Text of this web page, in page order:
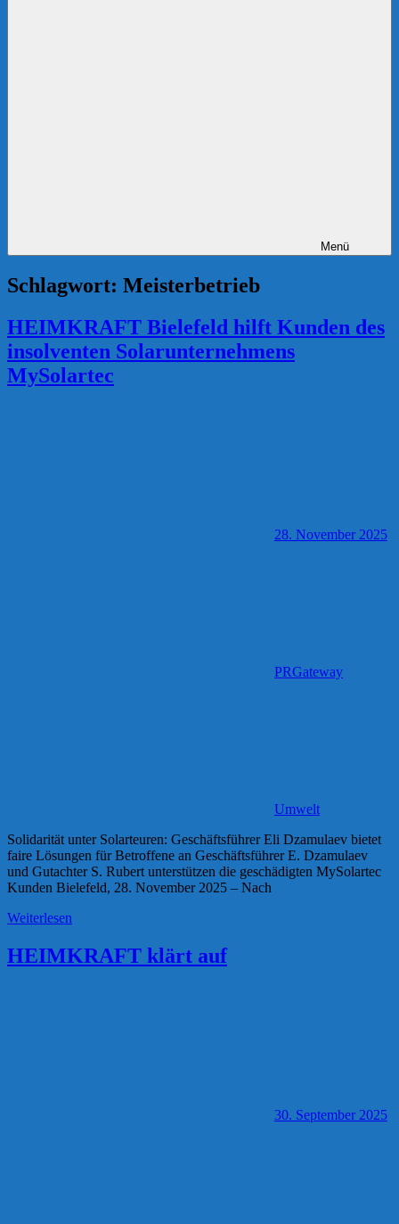
Menü
Schlagwort: Meisterbetrieb
HEIMKRAFT Bielefeld hilft Kunden des
insolventen Solarunternehmens
MySolartec
28. November 2025
PRGateway
Umwelt
Solidarität unter Solarteuren: Geschäftsführer Eli Dzamulaev bietet
faire Lösungen für Betroffene an Geschäftsführer E. Dzamulaev
und Gutachter S. Rubert unterstützen die geschädigten MySolartec
Kunden Bielefeld, 28. November 2025 – Nach
Weiterlesen
HEIMKRAFT klärt auf
30. September 2025